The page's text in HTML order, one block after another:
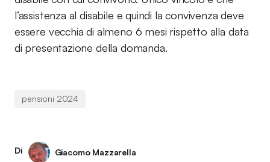
l’assistenza al disabile e quindi la convivenza deve
essere vecchia di almeno 6 mesi rispetto alla data
di presentazione della domanda.
pensioni 2024
Di
Giacomo Mazzarella